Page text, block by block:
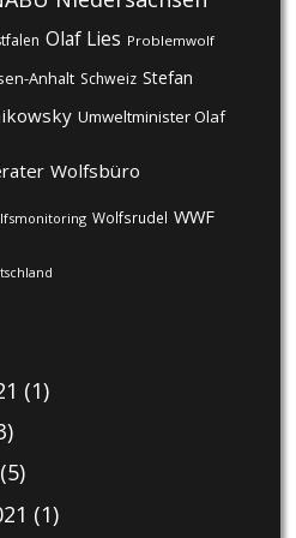
Olaf Lies Problemwolf
Anhalt Schweiz Stefan
Umweltminister Olaf
Wolfsbüro
Wolfsrudel WWF
(1)
(5)
(1)